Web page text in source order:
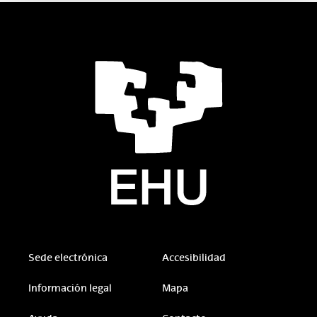
Sede electrónica Accesibilidad
Información legal Mapa